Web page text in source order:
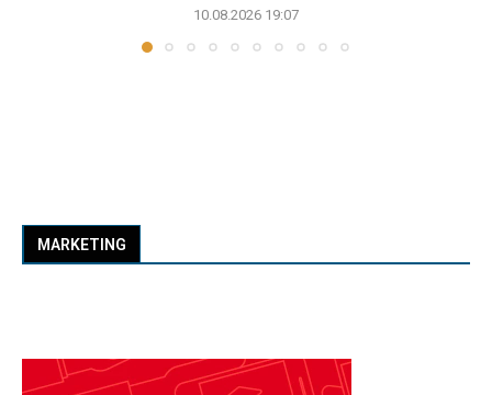
10.08.2026 19:07
MARKETING